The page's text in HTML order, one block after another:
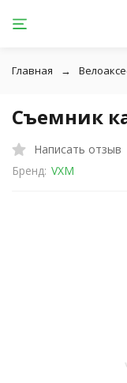
Главная
Съемник
Написать отзыв
Бренд: VXM